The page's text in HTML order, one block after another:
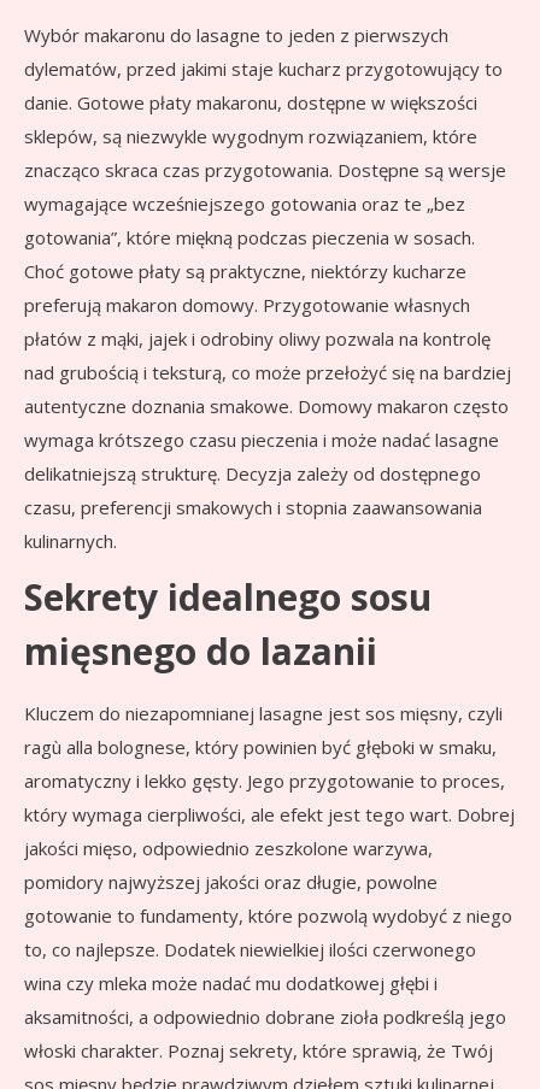
Wybór makaronu do lasagne to jeden z pierwszych
dylematów, przed jakimi staje kucharz przygotowujący to
danie. Gotowe płaty makaronu, dostępne w większości
sklepów, są niezwykle wygodnym rozwiązaniem, które
znacząco skraca czas przygotowania. Dostępne są wersje
wymagające wcześniejszego gotowania oraz te „bez
gotowania”, które miękną podczas pieczenia w sosach.
Choć gotowe płaty są praktyczne, niektórzy kucharze
preferują makaron domowy. Przygotowanie własnych
płatów z mąki, jajek i odrobiny oliwy pozwala na kontrolę
nad grubością i teksturą, co może przełożyć się na bardziej
autentyczne doznania smakowe. Domowy makaron często
wymaga krótszego czasu pieczenia i może nadać lasagne
delikatniejszą strukturę. Decyzja zależy od dostępnego
czasu, preferencji smakowych i stopnia zaawansowania
kulinarnych.
Sekrety idealnego sosu
mięsnego do lazanii
Kluczem do niezapomnianej lasagne jest sos mięsny, czyli
ragù alla bolognese, który powinien być głęboki w smaku,
aromatyczny i lekko gęsty. Jego przygotowanie to proces,
który wymaga cierpliwości, ale efekt jest tego wart. Dobrej
jakości mięso, odpowiednio zeszkolone warzywa,
pomidory najwyższej jakości oraz długie, powolne
gotowanie to fundamenty, które pozwolą wydobyć z niego
to, co najlepsze. Dodatek niewielkiej ilości czerwonego
wina czy mleka może nadać mu dodatkowej głębi i
aksamitności, a odpowiednio dobrane zioła podkreślą jego
włoski charakter. Poznaj sekrety, które sprawią, że Twój